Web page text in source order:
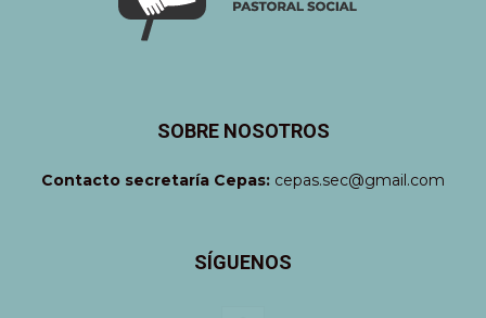
SOBRE NOSOTROS
Contacto secretaría Cepas: cepas.sec@gmail.com
SÍGUENOS